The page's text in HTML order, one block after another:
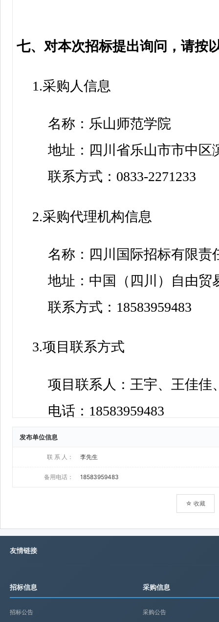
发布单位信息
联 系 人： 李先生
备用电话： 18583959483
☆ 收藏
友情链接
招标信息
招标公告
采购信息
采购公告